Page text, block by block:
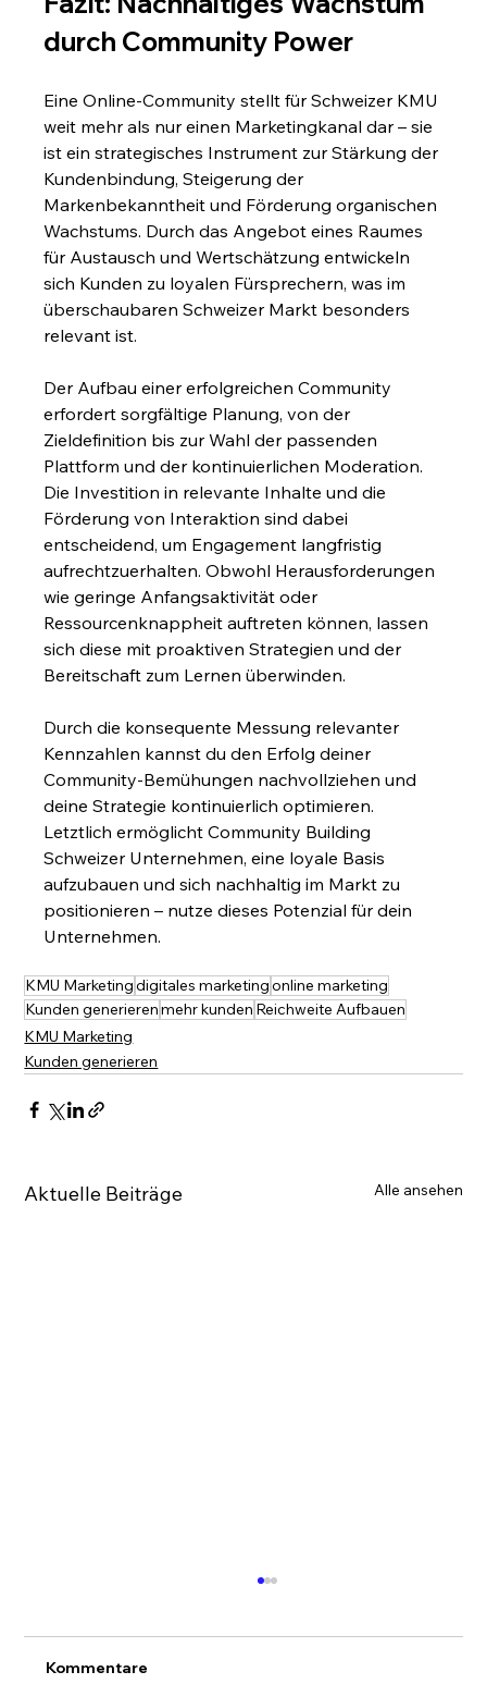
durch Community Power
Eine Online-Community stellt für Schweizer KMU
weit mehr als nur einen Marketingkanal dar – sie
ist ein strategisches Instrument zur Stärkung der
Kundenbindung, Steigerung der
Markenbekanntheit und Förderung organischen
Wachstums. Durch das Angebot eines Raumes
für Austausch und Wertschätzung entwickeln
sich Kunden zu loyalen Fürsprechern, was im
überschaubaren Schweizer Markt besonders
relevant ist.
Der Aufbau einer erfolgreichen Community
erfordert sorgfältige Planung, von der
Zieldefinition bis zur Wahl der passenden
Plattform und der kontinuierlichen Moderation.
Die Investition in relevante Inhalte und die
Förderung von Interaktion sind dabei
entscheidend, um Engagement langfristig
aufrechtzuerhalten. Obwohl Herausforderungen
wie geringe Anfangsaktivität oder
Ressourcenknappheit auftreten können, lassen
sich diese mit proaktiven Strategien und der
Bereitschaft zum Lernen überwinden.
Durch die konsequente Messung relevanter
Kennzahlen kannst du den Erfolg deiner
Community-Bemühungen nachvollziehen und
deine Strategie kontinuierlich optimieren.
Letztlich ermöglicht Community Building
Schweizer Unternehmen, eine loyale Basis
aufzubauen und sich nachhaltig im Markt zu
positionieren – nutze dieses Potenzial für dein
Unternehmen.
KMU Marketingdigitales marketingonline marketing
Kunden generierenmehr kunden Reichweite Aufbauen
KMU Marketing
Kunden generieren
Aktuelle Beiträge Alle ansehen
Kommentare